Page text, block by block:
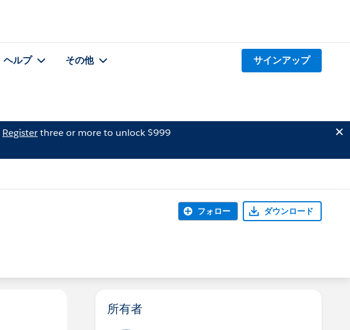
ヘルプ その他 サインアップ
Registerthree or more to unlock $999
フォロー ダウンロード
所有者